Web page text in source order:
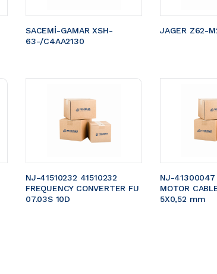
SACEMİ-GAMAR XSH-
63-/C4AA2130
JAGER Z62-
NJ-41510232 41510232
FREQUENCY CONVERTER FU
07.03S 10D
NJ-
MOTOR
5X0,52 mm